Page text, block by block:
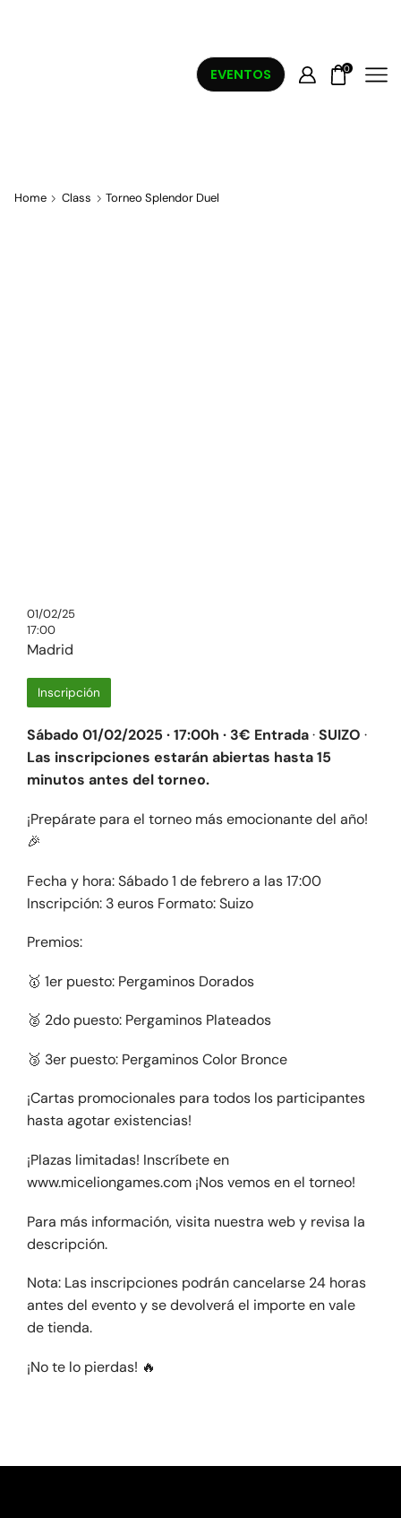
EVENTOS 0
Home Class Torneo Splendor Duel
Sábado 01/02/2025 · 17:00h · 3€ Entrada·SUIZO ·
Las inscripciones estarán abiertas hasta 15
minutos antes del torneo.
¡Prepárate para el torneo más emocionante del año!
🎉
Fecha y hora: Sábado 1 de febrero a las 17:00
Inscripción: 3 euros Formato: Suizo
Premios:
🥇 1er puesto: Pergaminos Dorados
🥈 2do puesto: Pergaminos Plateados
🥉 3er puesto: Pergaminos Color Bronce
¡Cartas promocionales para todos los participantes
hasta agotar existencias!
¡Plazas limitadas! Inscríbete en
www.miceliongames.com ¡Nos vemos en el torneo!
Para más información, visita nuestra web y revisa la
descripción.
Nota: Las inscripciones podrán cancelarse 24 horas
antes del evento y se devolverá el importe en vale
de tienda.
¡No te lo pierdas! 🔥
01/02/25
17:00
Madrid
Inscripción